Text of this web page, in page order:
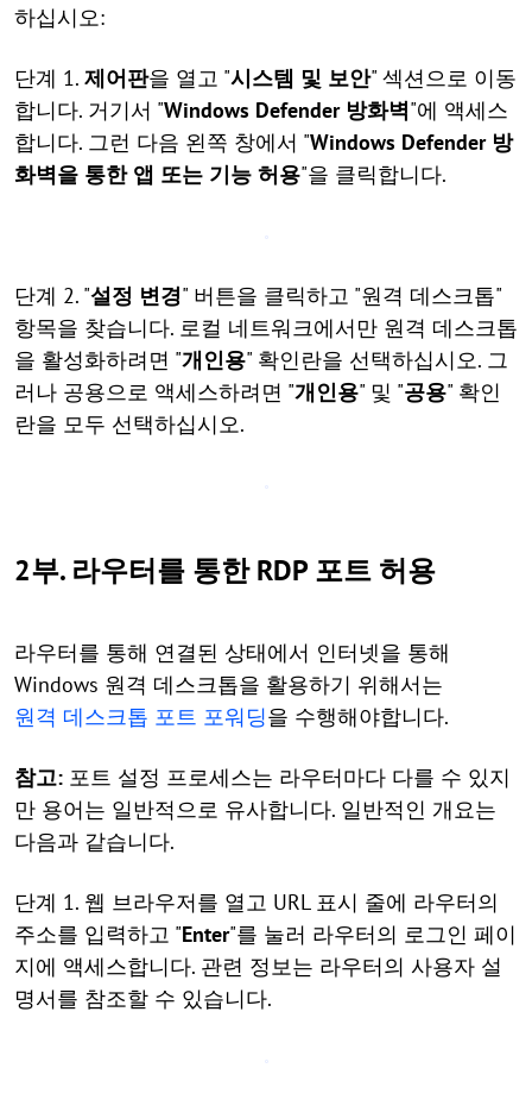
하십시오:
단계 1. 제어판을 열고 "시스템 및 보안" 섹션으로 이동
합니다. 거기서 "Windows Defender 방화벽"에 액세스
합니다. 그런 다음 왼쪽 창에서 "Windows Defender 방
화벽을 통한 앱 또는 기능 허용"을 클릭합니다.
단계 2. "설정 변경" 버튼을 클릭하고 "원격 데스크톱"
항목을 찾습니다. 로컬 네트워크에서만 원격 데스크톱
을 활성화하려면 "개인용" 확인란을 선택하십시오. 그
러나 공용으로 액세스하려면 "개인용" 및 "공용" 확인
란을 모두 선택하십시오.
2부. 라우터를 통한 RDP 포트 허용
라우터를 통해 연결된 상태에서 인터넷을 통해
Windows 원격 데스크톱을 활용하기 위해서는
원격 데스크톱 포트 포워딩을 수행해야합니다.
참고: 포트 설정 프로세스는 라우터마다 다를 수 있지
만 용어는 일반적으로 유사합니다. 일반적인 개요는
다음과 같습니다.
단계 1. 웹 브라우저를 열고 URL 표시 줄에 라우터의
주소를 입력하고 "Enter"를 눌러 라우터의 로그인 페이
지에 액세스합니다. 관련 정보는 라우터의 사용자 설
명서를 참조할 수 있습니다.